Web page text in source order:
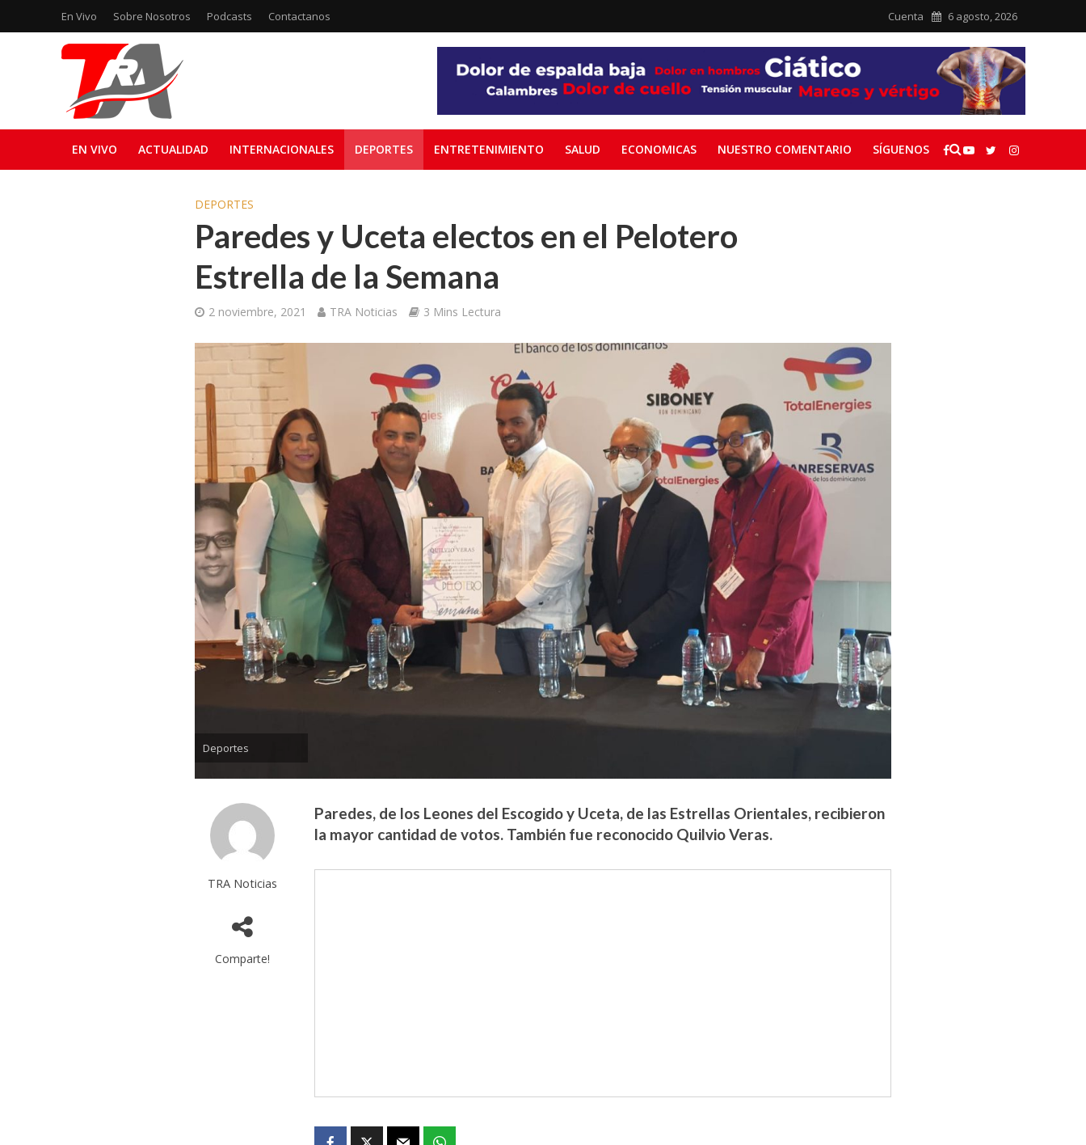
En Vivo Sobre Nosotros Podcasts Contactanos Cuenta 6 agosto, 2026
EN VIVO ACTUALIDAD INTERNACIONALES DEPORTES ENTRETENIMIENTO SALUD ECONOMICAS NUESTRO COMENTARIO SÍGUENOS
DEPORTES
Paredes y Uceta electos en el Pelotero
Estrella de la Semana
2 noviembre, 2021 TRA Noticias 3 Mins Lectura
Deportes
TRA Noticias
Comparte!
Paredes, de los Leones del Escogido y Uceta, de las Estrellas Orientales, recibieron
la mayor cantidad de votos. También fue reconocido Quilvio Veras.